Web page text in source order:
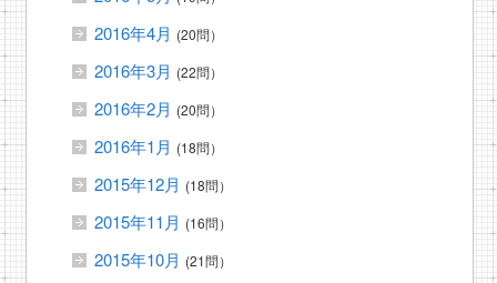
2016年4月 (20問）
2016年3月 (22問）
2016年2月 (20問）
2016年1月 (18問）
2015年12月 (18問）
2015年11月 (16問）
2015年10月 (21問）